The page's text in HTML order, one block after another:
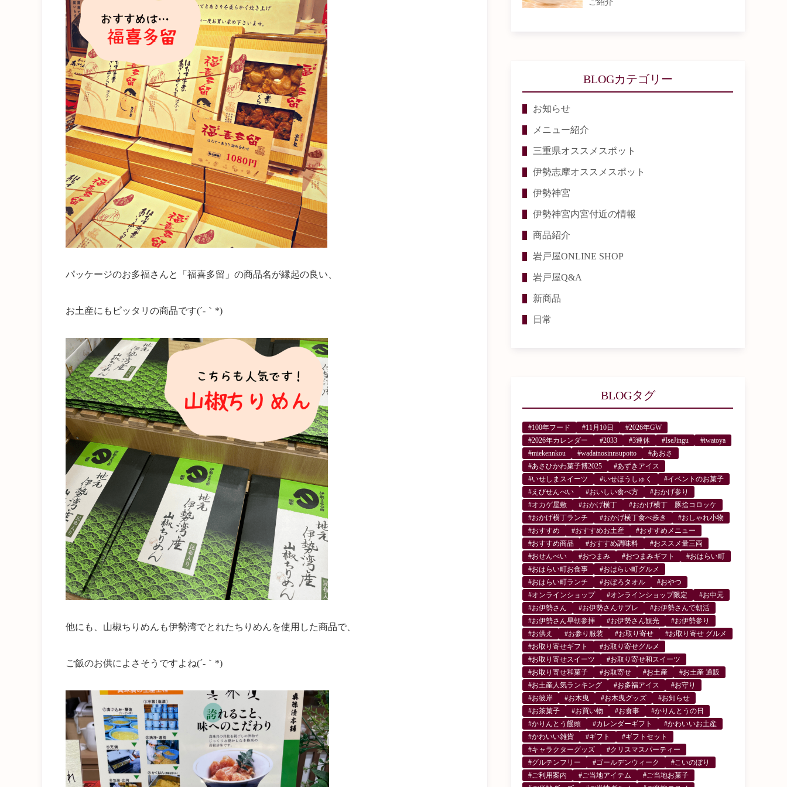
パッケージのお多福さんと「福喜多留」の商品名が縁起の良い、
お土産にもピッタリの商品です(´-｀*)
他にも、山椒ちりめんも伊勢湾でとれたちりめんを使用した商品で、
ご飯のお供によさそうですよね(´-｀*)
ご紹介
BLOGカテゴリー
お知らせ
メニュー紹介
三重県オススメスポット
伊勢志摩オススメスポット
伊勢神宮
伊勢神宮内宮付近の情報
商品紹介
岩戸屋ONLINE SHOP
岩戸屋Q&A
新商品
日常
BLOGタグ
#100年フード #11月10日
#2026年GW
#2026年カレンダー
#2033 #3連休 #IseJingu
#iwatoya
#miekennkou
#wadainosinnsupotto
#あおさ
#あさひかわ菓子博2025
#あずきアイス
#いせしまスイーツ
#いせほうしゅく
#イベントのお菓子
#えびせんべい
#おいしい食べ方
#おかげ参り
#オカゲ屋敷
#おかげ横丁
#おかげ横丁 豚捨コロッケ
#おかげ横丁ランチ
#おかげ横丁食べ歩き
#おしゃれ小物
#おすすめ
#おすすめお土産
#おすすめメニュー
#おすすめ商品
#おすすめ調味料
#おススメ量三両
#おせんべい
#おつまみ #おつまみギフト
#おはらい町
#おはらい町お食事
#おはらい町グルメ
#おはらい町ランチ
#おぼろタオル
#おやつ
#オンラインショップ
#オンラインショップ限定
#お中元
#お伊勢さん
#お伊勢さんサブレ
#お伊勢さんで朝活
#お伊勢さん早朝参拝
#お伊勢さん観光
#お伊勢参り
#お供え
#お参り服装 #お取り寄せ
#お取り寄せ グルメ
#お取り寄せギフト
#お取り寄せグルメ
#お取り寄せスイーツ
#お取り寄せ和スイーツ
#お取り寄せ和菓子
#お取寄せ #お土産
#お土産 通販
#お土産人気ランキング
#お多福アイス
#お守り
#お彼岸
#お木曳 #お木曳グッズ
#お知らせ
#お茶菓子
#お買い物 #お食事
#かりんとうの日
#かりんとう饅頭
#カレンダーギフト
#かわいいお土産
#かわいい雑貨
#ギフト
#ギフトセット
#キャラクターグッズ
#クリスマスパーティー
#グルテンフリー
#ゴールデンウィーク
#こいのぼり
#ご利用案内
#ご当地アイテム
#ご当地お菓子